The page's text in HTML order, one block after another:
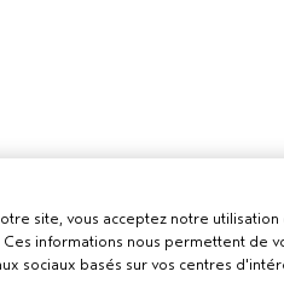
site, vous acceptez notre
informations nous permettent de
sociaux basés sur vos centres